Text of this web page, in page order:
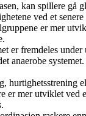
kan spillere gå
ved et
er mer
er fremdeles
anaerobe
hurtighetsstrening
er mer utviklet ved